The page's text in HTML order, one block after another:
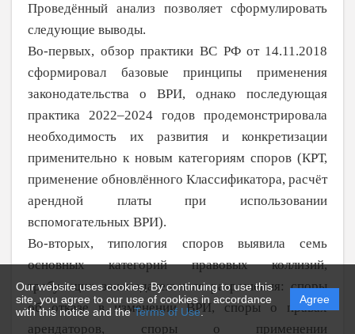
Our website uses cookies. By continuing to use this
site, you agree to our use of cookies in accordance
with this notice and theTerms of Use.
Agree
Проведённый анализ позволяет сформулировать
следующие выводы.
Во-первых, обзор практики ВС РФ от 14.11.2018
сформировал базовые принципы применения
законодательства о
ВРИ, однако последующая
практика 2022–2024 годов продемонстрировала
необходимость их развития и конкретизации
применительно к новым категориям споров (КРТ,
применение обновлённого Классификатора, расчёт
арендной платы при использовании
вспомогательных ВРИ).
Во-вторых, типология споров выявила семь
основных категорий правовых коллизий,
требующих законодательного разрешения: споры
об отказе в изменении ВРИ, споры о правах
арендаторов, споры о
применении